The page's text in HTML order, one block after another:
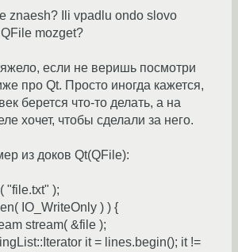
znaesh? Ili vpadlu ondo slovo
mozget?
если не веришь посмотри
про Qt. Просто иногда кажется,
берется что-то делать, а на
хочет, чтобы сделали за него.
из доков Qt(QFile):
"file.txt" );
IO_WriteOnly ) ) {
stream( &file );
it = lines.begin(); it !=